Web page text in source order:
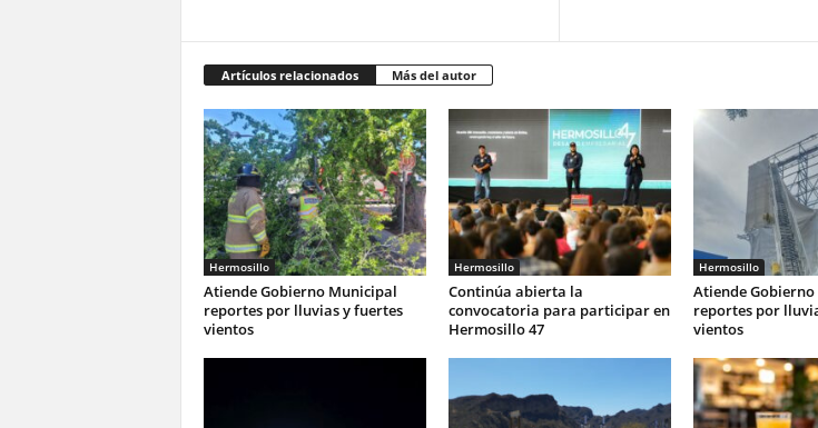
Artículos relacionados Más del autor
Hermosillo
Atiende Gobierno Municipal
reportes por lluvias y fuertes
vientos
Hermosillo
Continúa abierta la
convocatoria para participar en
Hermosillo 47
Hermosillo
Atiende
reportes por
vientos